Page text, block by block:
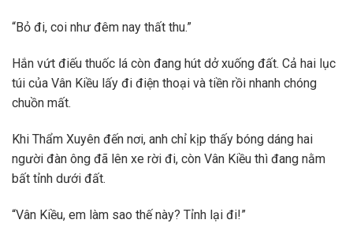
“Bỏ đi, coi như đêm nay thất thu.”
Hắn vứt điếu thuốc lá còn đang hút dở xuống đất. Cả hai lục
túi của Vân Kiều lấy đi điện thoại và tiền rồi nhanh chóng
chuồn mất.
Khi Thẩm Xuyên đến nơi, anh chỉ kịp thấy bóng dáng hai
người đàn ông đã lên xe rời đi, còn Vân Kiều thì đang nằm
bất tỉnh dưới đất.
“Vân Kiều, em làm sao thế này? Tỉnh lại đi!”